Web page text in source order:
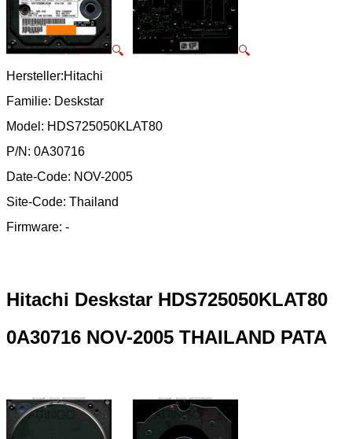
🔍
🔍
Hersteller:Hitachi
Familie: Deskstar
Model: HDS725050KLAT80
P/N: 0A30716
Date-Code: NOV-2005
Site-Code: Thailand
Firmware: -
Hitachi Deskstar HDS725050KLAT80
0A30716 NOV-2005 THAILAND PATA